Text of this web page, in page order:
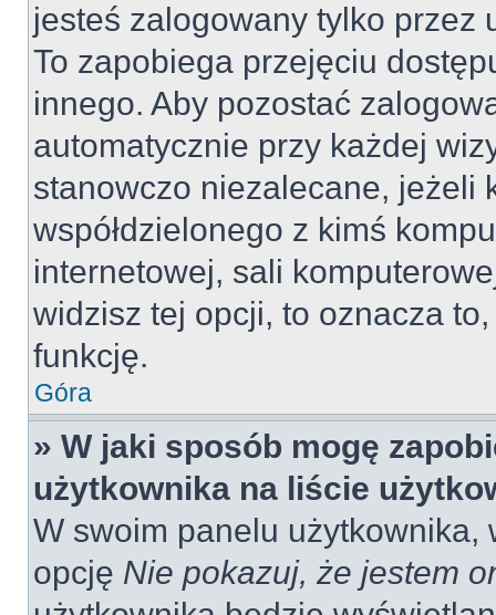
jesteś zalogowany tylko przez
To zapobiega przejęciu
innego. Aby pozostać
automatycznie przy każdej
stanowczo niezalecane, jeżeli
współdzielonego z kimś
internetowej, sali
widzisz tej opcji, to oznacza
funkcję.
Góra
» W jaki sposób mogę
użytkownika na liście
W swoim panelu użytkownika,
opcję Nie pokazuj, że jestem